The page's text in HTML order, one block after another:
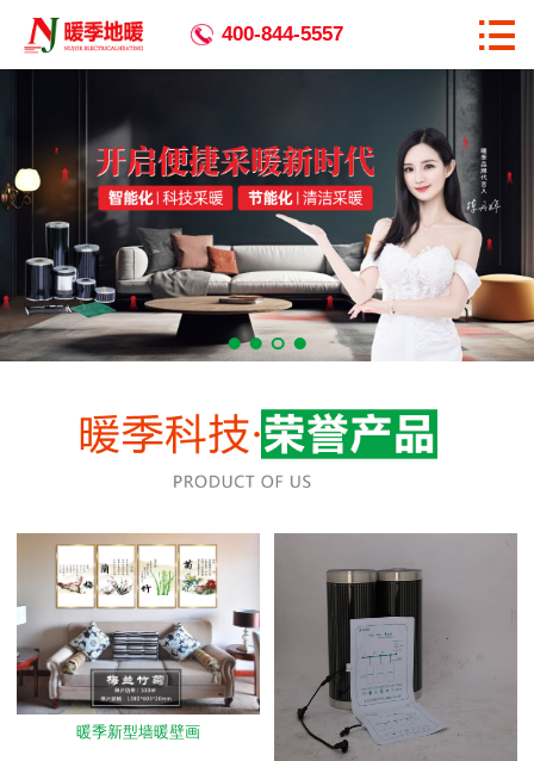
全国生产基地
暖季优势
产品中心
相关资讯
企业宣传
联系我们
400-844-5557 
暖季新型墙暖壁画